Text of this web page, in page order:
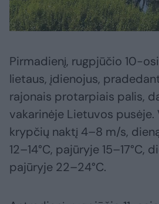
Pirmadienį, rugpjūčio 10-
lietaus, įdienojus,
rajonais protarpiais palis,
vakarinėje Lietuvos
krypčių naktį 4–8 m/s,
12–14°C, pajūryje 15–17°C,
pajūryje 22–24°C.